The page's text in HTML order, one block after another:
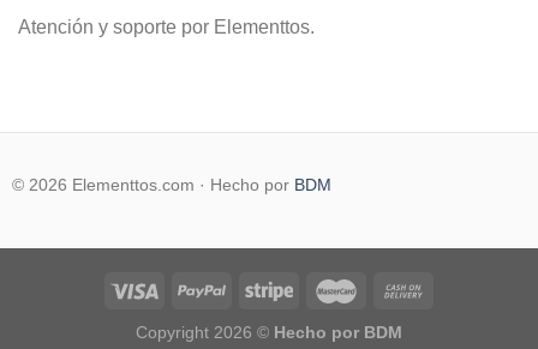
Atención y soporte por Elementtos.
© 2026 Elementtos.com · Hecho por BDM
Copyright 2026 © Hecho por BDM